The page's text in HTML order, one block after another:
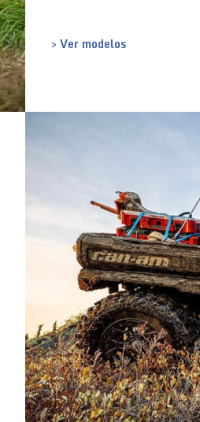
> Ver modelos